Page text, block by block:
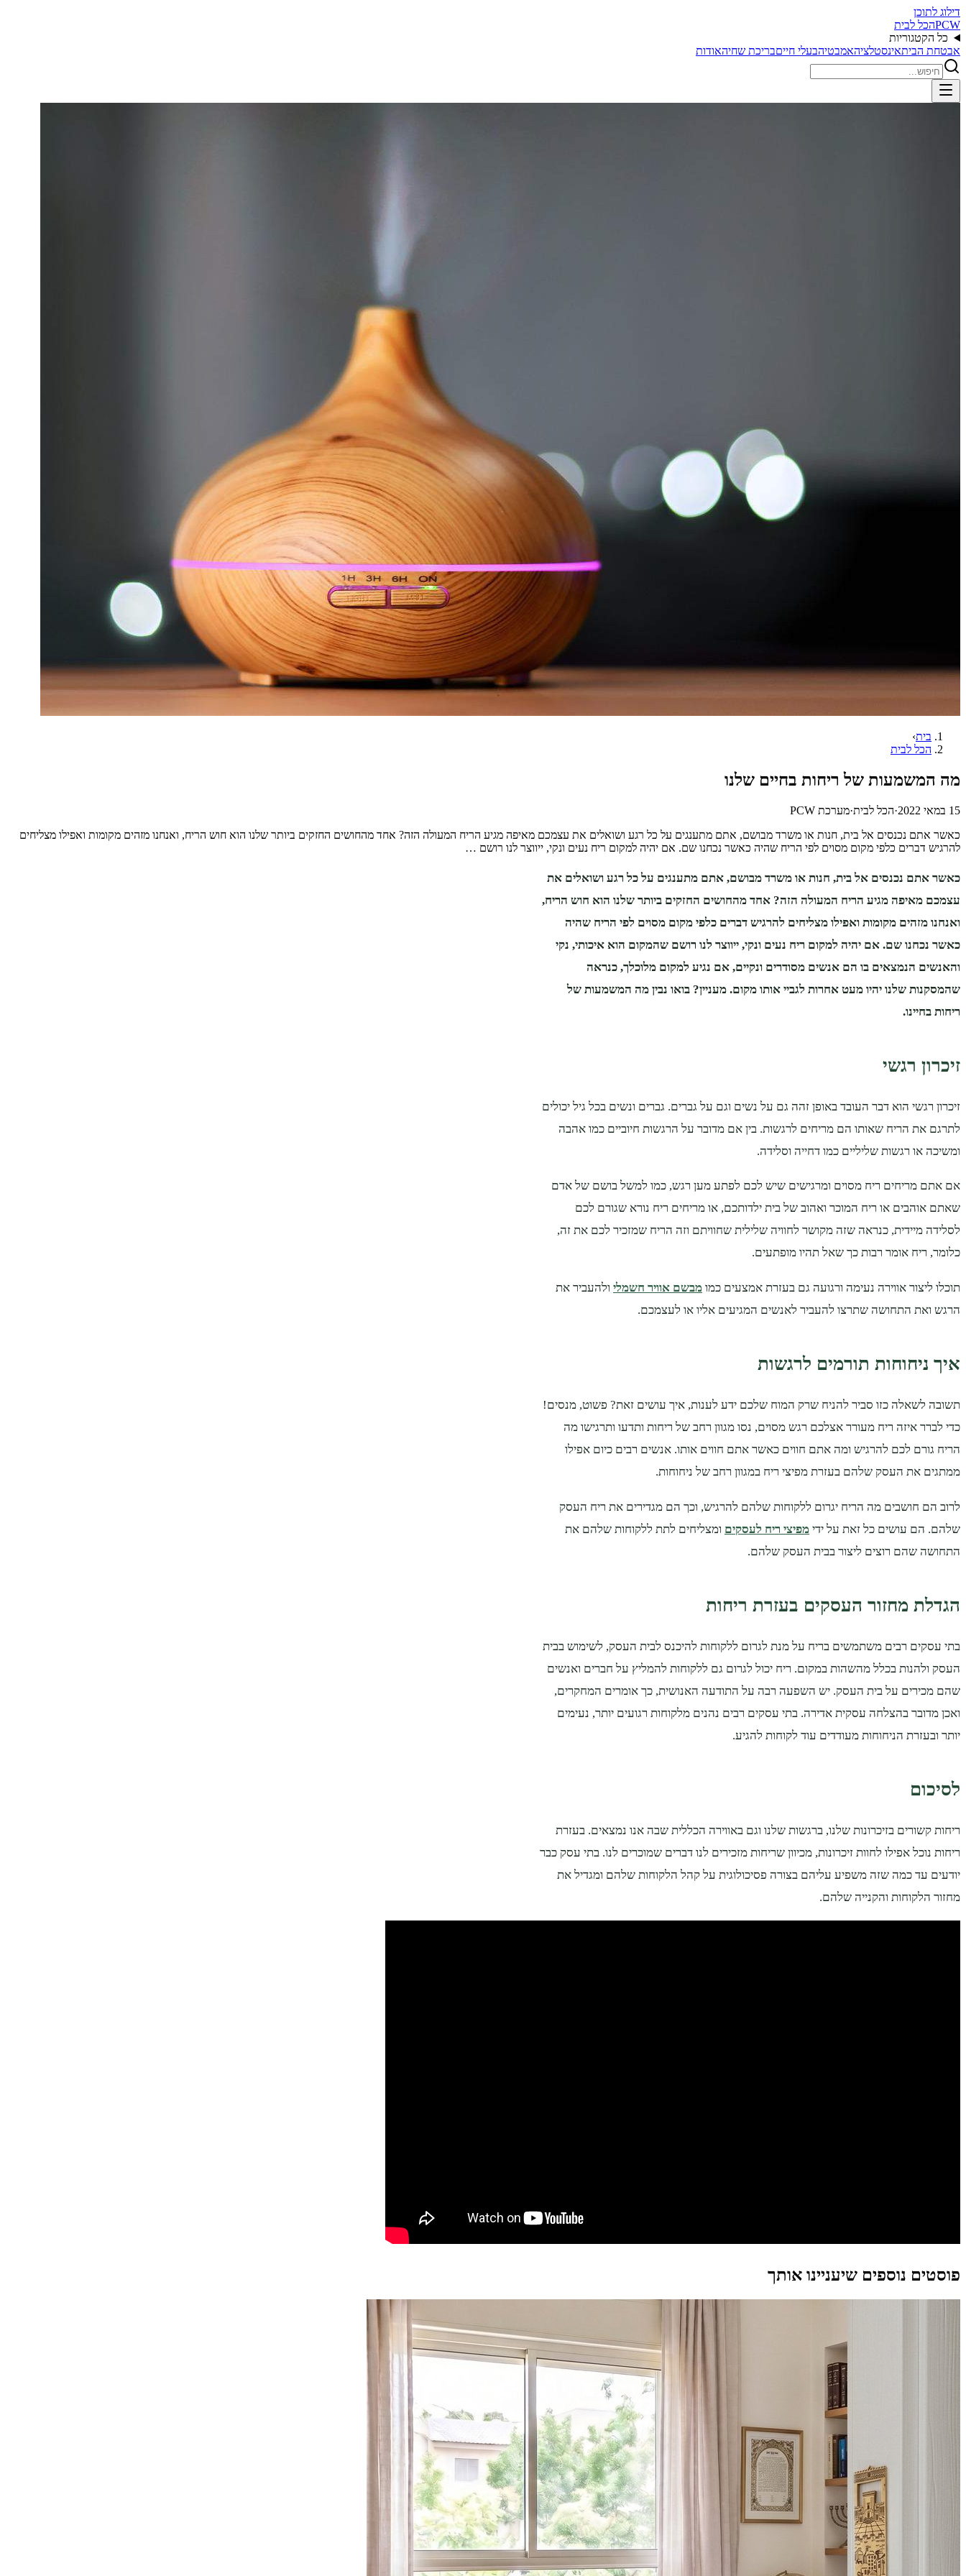
דילוג לתוכן
PCWהכל לבית
כל הקטגוריות
אבטחת הביתאינסטלציהאמבטיהבעלי חייםבריכת שחיהאודות
בית›
הכל לבית
מה המשמעות של ריחות בחיים שלנו
15 במאי 2022 ·הכל לבית·מערכת PCW
כאשר אתם נכנסים אל בית, חנות או משרד מבושם, אתם מתענגים על כל רגע ושואלים את עצמכם מאיפה מגיע הריח המעולה הזה? אחד מהחושים החזקים ביותר שלנו הוא חוש הריח, ואנחנו מזהים מקומות ואפילו מצליחים
להרגיש דברים כלפי מקום מסוים לפי הריח שהיה כאשר נכחנו שם. אם יהיה למקום ריח נעים ונקי, ייווצר לנו רושם …
כאשר אתם נכנסים אל בית, חנות או משרד מבושם, אתם מתענגים על כל רגע ושואלים את
עצמכם מאיפה מגיע הריח המעולה הזה? אחד מהחושים החזקים ביותר שלנו הוא חוש הריח,
ואנחנו מזהים מקומות ואפילו מצליחים להרגיש דברים כלפי מקום מסוים לפי הריח שהיה
כאשר נכחנו שם. אם יהיה למקום ריח נעים ונקי, ייווצר לנו רושם שהמקום הוא איכותי, נקי
והאנשים הנמצאים בו הם אנשים מסודרים ונקיים, אם נגיע למקום מלוכלך, כנראה
שהמסקנות שלנו יהיו מעט אחרות לגביי אותו מקום. מעניין? בואו נבין מה המשמעות של
ריחות בחיינו.
זיכרון רגשי
זיכרון רגשי הוא דבר העובד באופן זהה גם על נשים וגם על גברים. גברים ונשים בכל גיל יכולים
לתרגם את הריח שאותו הם מריחים לרגשות. בין אם מדובר על הרגשות חיוביים כמו אהבה
ומשיכה או רגשות שליליים כמו דחייה וסלידה.
אם אתם מריחים ריח מסוים ומרגישים שיש לכם לפתע מען רגש, כמו למשל בושם של אדם
שאתם אוהבים או ריח המוכר ואהוב של בית ילדותכם, או מריחים ריח נורא שגורם לכם
לסלידה מיידית, כנראה שזה מקושר לחוויה שלילית שחוויתם וזה הריח שמזכיר לכם את זה,
כלומר, ריח אומר רבות כך שאל תהיו מופתעים.
תוכלו ליצור אווירה נעימה ורגועה גם בעזרת אמצעים כמו מבשם אוויר חשמלי ולהעביר את
הרגש ואת התחושה שתרצו להעביר לאנשים המגיעים אליו או לעצמכם.
איך ניחוחות תורמים לרגשות
תשובה לשאלה כזו סביר להניח שרק המוח שלכם ידע לענות, איך עושים זאת? פשוט, מנסים!
כדי לברר איזה ריח מעורר אצלכם רגש מסוים, נסו מגוון רחב של ריחות ותדעו ותרגישו מה
הריח גורם לכם להרגיש ומה אתם חווים כאשר אתם חווים אותו. אנשים רבים כיום אפילו
ממתגים את העסק שלהם בעזרת מפיצי ריח במגוון רחב של ניחוחות.
לרוב הם חושבים מה הריח יגרום ללקוחות שלהם להרגיש, וכך הם מגדירים את ריח העסק
שלהם. הם עושים כל זאת על ידי מפיצי ריח לעסקים ומצליחים לתת ללקוחות שלהם את
התחושה שהם רוצים ליצור בבית העסק שלהם.
הגדלת מחזור העסקים בעזרת ריחות
בתי עסקים רבים משתמשים בריח על מנת לגרום ללקוחות להיכנס לבית העסק, לשימוש בבית
העסק ולהנות בכלל מהשהות במקום. ריח יכול לגרום גם ללקוחות להמליץ על חברים ואנשים
שהם מכירים על בית העסק. יש השפעה רבה על התודעה האנושית, כך אומרים המחקרים,
ואכן מדובר בהצלחה עסקית אדירה. בתי עסקים רבים נהנים מלקוחות רגועים יותר, נעימים
יותר ובעזרת הניחוחות מעודדים עוד לקוחות להגיע.
לסיכום
ריחות קשורים בזיכרונות שלנו, ברגשות שלנו וגם באווירה הכללית שבה אנו נמצאים. בעזרת
ריחות נוכל אפילו לחוות זיכרונות, מכיוון שריחות מזכירים לנו דברים שמוכרים לנו. בתי עסק כבר
יודעים עד כמה שזה משפיע עליהם בצורה פסיכולוגית על קהל הלקוחות שלהם ומגדיל את
מחזור הלקוחות והקנייה שלהם.
פוסטים נוספים שיעניינו אותך